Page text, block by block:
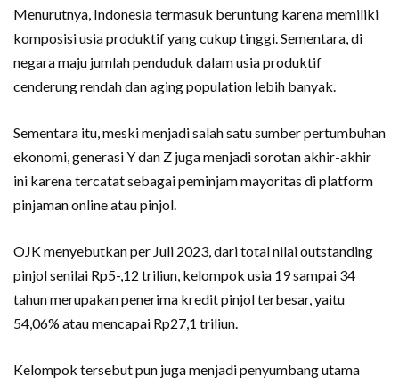
Menurutnya, Indonesia termasuk beruntung karena memiliki
komposisi usia produktif yang cukup tinggi. Sementara, di
negara maju jumlah penduduk dalam usia produktif
cenderung rendah dan aging population lebih banyak.
Sementara itu, meski menjadi salah satu sumber pertumbuhan
ekonomi, generasi Y dan Z juga menjadi sorotan akhir-akhir
ini karena tercatat sebagai peminjam mayoritas di platform
pinjaman online atau pinjol.
OJK menyebutkan per Juli 2023, dari total nilai outstanding
pinjol senilai Rp5-,12 triliun, kelompok usia 19 sampai 34
tahun merupakan penerima kredit pinjol terbesar, yaitu
54,06% atau mencapai Rp27,1 triliun.
Kelompok tersebut pun juga menjadi penyumbang utama